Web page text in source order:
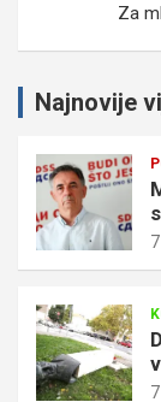
Za
Najnovije